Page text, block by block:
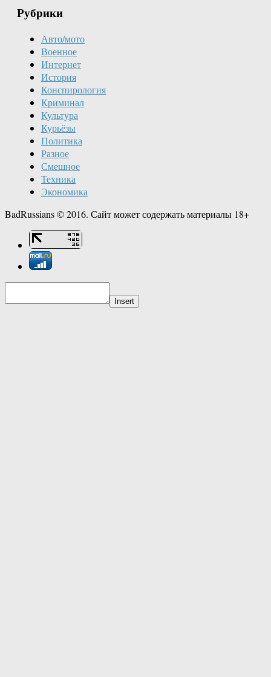
Рубрики
Авто/мото
Военное
Интернет
История
Конспирология
Криминал
Культура
Курьёзы
Политика
Разное
Смешное
Техника
Экономика
BadRussians © 2016. Сайт может содержать материалы 18+
Insert